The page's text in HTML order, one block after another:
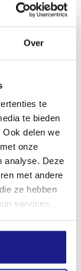
Over
te
te bieden
delen we
onze
analyse. Deze
met andere
ze hebben
services.